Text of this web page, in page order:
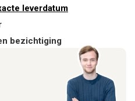
leverdatum
bezichtiging